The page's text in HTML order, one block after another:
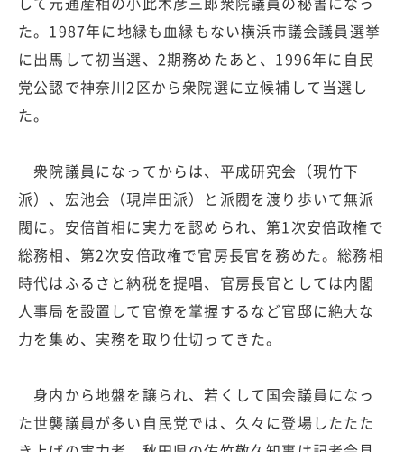
た。1987年に地縁も血縁もない横浜市議会議員選挙
に出馬して初当選、2期務めたあと、1996年に自民
党公認で神奈川2区から衆院選に立候補して当選し
た。
衆院議員になってからは、平成研究会（現竹下
派）、宏池会（現岸田派）と派閥を渡り歩いて無派
閥に。安倍首相に実力を認められ、第1次安倍政権で
総務相、第2次安倍政権で官房長官を務めた。総務相
時代はふるさと納税を提唱、官房長官としては内閣
人事局を設置して官僚を掌握するなど官邸に絶大な
力を集め、実務を取り仕切ってきた。
身内から地盤を譲られ、若くして国会議員になっ
た世襲議員が多い自民党では、久々に登場したたた